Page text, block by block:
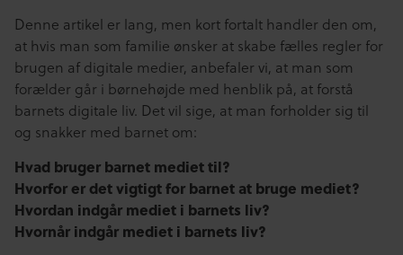
Denne artikel er lang, men kort fortalt handler den om,
at hvis man som familie ønsker at skabe fælles regler for
brugen af digitale medier, anbefaler vi, at man som
forælder går i børnehøjde med henblik på, at forstå
barnets digitale liv. Det vil sige, at man forholder sig til
og snakker med barnet om:
Hvad bruger barnet mediet til?
Hvorfor er det vigtigt for barnet at bruge mediet?
Hvordan indgår mediet i barnets liv?
Hvornår indgår mediet i barnets liv?